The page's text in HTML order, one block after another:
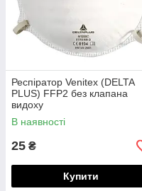
Респіратор Venitex (DELTA
PLUS) FFP2 без клапана
видоху
В наявності
25 ₴
Купити